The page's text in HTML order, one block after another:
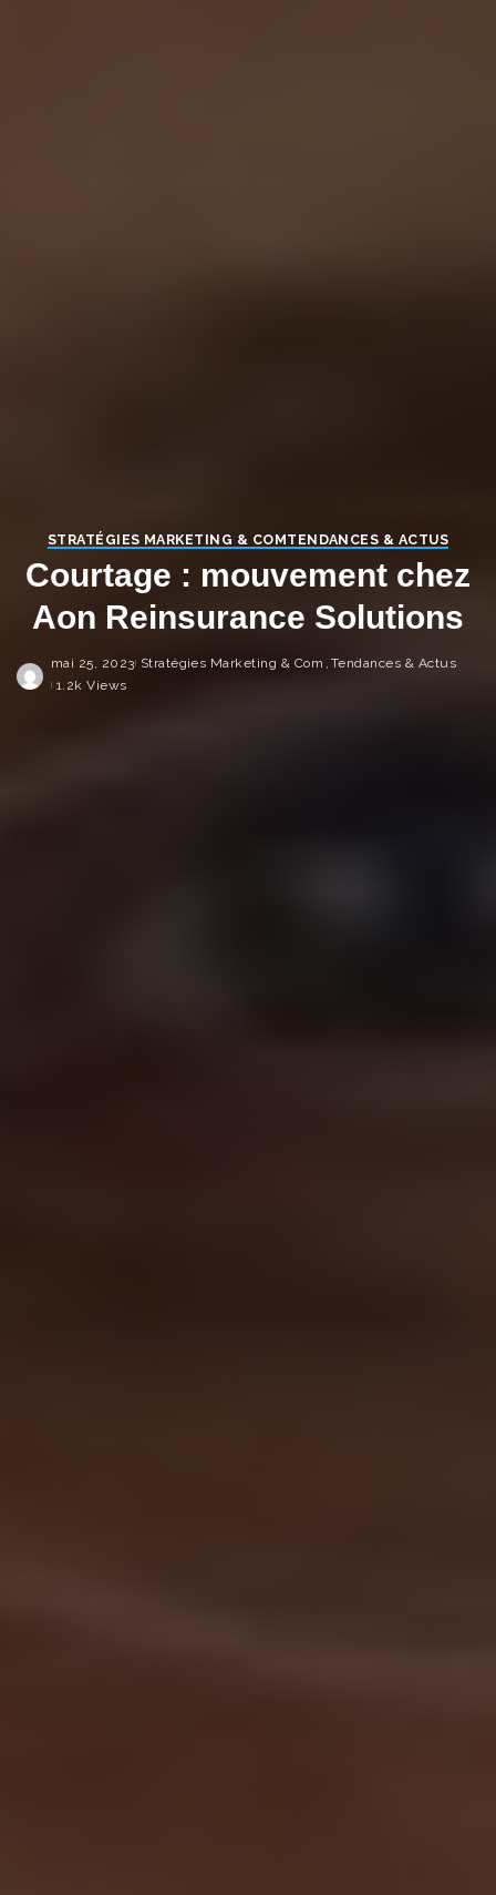
STRATÉGIES MARKETING & COMTENDANCES & ACTUS
Courtage : mouvement chez
Aon Reinsurance Solutions
mai 25, 2023 Stratégies Marketing & Com Tendances & Actus
1.2k Views